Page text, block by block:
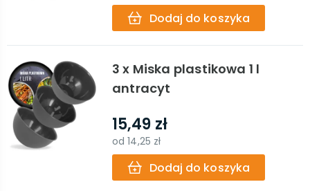
Dodaj do koszyka
3 x Miska plastikowa 1 l
antracyt
15,49 zł
od14,25 zł
Dodaj do koszyka